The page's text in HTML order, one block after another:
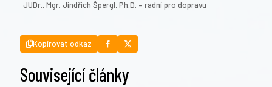
JUDr., Mgr. Jindřich Špergl, Ph.D. – radní pro dopravu
Kopírovat odkaz
Související články